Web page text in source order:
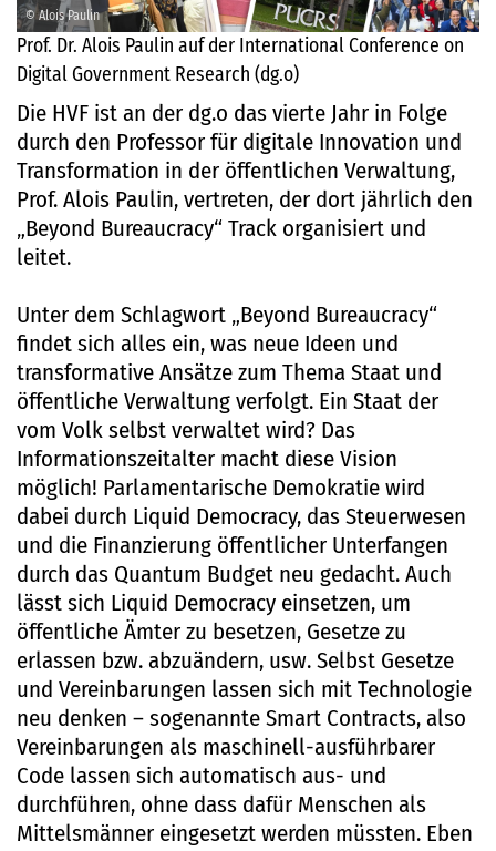
© Alois Paulin
Prof. Dr. Alois Paulin auf der International Conference on
Digital Government Research (dg.o)
Die HVF ist an der dg.o das vierte Jahr in Folge
durch den Professor für digitale Innovation und
Transformation in der öffentlichen Verwaltung,
Prof. Alois Paulin, vertreten, der dort jährlich den
„Beyond Bureaucracy“ Track organisiert und
leitet.
Unter dem Schlagwort „Beyond Bureaucracy“
findet sich alles ein, was neue Ideen und
transformative Ansätze zum Thema Staat und
öffentliche Verwaltung verfolgt. Ein Staat der
vom Volk selbst verwaltet wird? Das
Informationszeitalter macht diese Vision
möglich! Parlamentarische Demokratie wird
dabei durch Liquid Democracy, das Steuerwesen
und die Finanzierung öffentlicher Unterfangen
durch das Quantum Budget neu gedacht. Auch
lässt sich Liquid Democracy einsetzen, um
öffentliche Ämter zu besetzen, Gesetze zu
erlassen bzw. abzuändern, usw. Selbst Gesetze
und Vereinbarungen lassen sich mit Technologie
neu denken – sogenannte Smart Contracts, also
Vereinbarungen als maschinell-ausführbarer
Code lassen sich automatisch aus- und
durchführen, ohne dass dafür Menschen als
Mittelsmänner eingesetzt werden müssten. Eben